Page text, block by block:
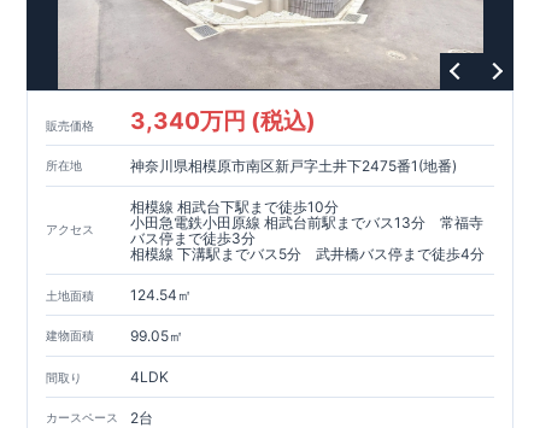
​住宅ローンの金利優遇、税金面の優遇が得られるなどの、金銭
的メリットが大きいのも魅力です。
​東栄住宅はパワービルダーで所得数No.1です！
​◆耐震＋制震。東栄セーフティーダンパー
​大きな揺れから家を守るだけではなく揺れそのものを軽減
​建築基準法に定められた、「数百年に一度発生する地震に対し
​という基準から、さらに1.5倍の耐震力を達成しています。
注文住宅のような個性あふれる間取り、
​住宅品質を担保しながらも
「ここまでやってこの価格」
販売価格 3,340万円 (税込)
所在地 神奈川県相模原市南区新戸字土井下2475番1(地番)
アクセス
相模線 相武台下駅まで徒歩10分
小田急電鉄小田原線 相武台前駅までバス13分 常福寺
バス停まで徒歩3分
相模線 下溝駅までバス5分 武井橋バス停まで徒歩4分
土地面積 124.54㎡
建物面積 99.05㎡
間取り 4LDK
カースペース 2台